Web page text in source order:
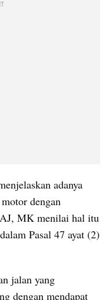
adanya
dengan
MK menilai hal itu
Pasal 47 ayat (2)
jalan yang
dengan mendapat